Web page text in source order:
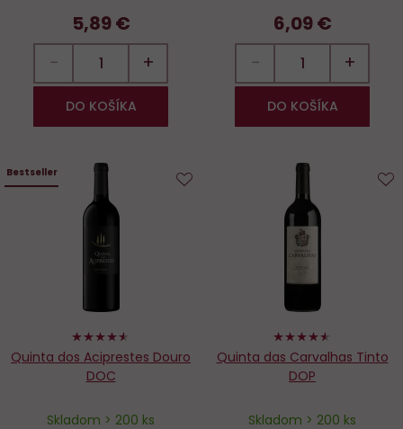
5,89 €
− +
DO KOŠÍKA
6,09 €
− +
DO KOŠÍKA
Bestseller
90%
Quinta dos Aciprestes Douro
DOC
Skladom > 200 ks
90%
Quinta das Carvalhas Tinto
DOP
Skladom > 200 ks